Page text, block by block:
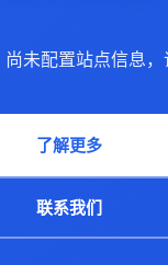
未配置站点信息，
了解更多
联系我们